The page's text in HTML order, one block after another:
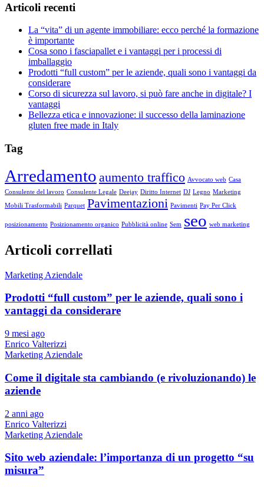
Articoli recenti
La “vita” di un agente immobiliare: ecco perché la formazione
è importante
Cosa sono i fasciapallet e i vantaggi per i processi di
imballaggio
Prodotti “full custom” per le aziende, quali sono i vantaggi da
considerare
Corso di sicurezza sul lavoro, si può fare anche in digitale? I
vantaggi
Bellezza etica e innovazione: il successo della laminazione
gluten free made in Italy
Tag
Arredamento aumento traffico Avvocato web Casa
Consulente del lavoro Consulente Legale Deejay Diritto Internet DJ Legno Marketing
Mobili Trasformabili Parquet Pavimentazioni Pavimenti Pay Per Click
posizionamento Posizionamento organico Pubblicità online Sem seo web marketing
Articoli correllati
Marketing Aziendale
Prodotti “full custom” per le aziende, quali sono i
vantaggi da considerare
9 mesi ago
Enrico Valterizzi
Marketing Aziendale
Come il digitale sta cambiando (e rivoluzionando) le
aziende
2 anni ago
Enrico Valterizzi
Marketing Aziendale
Sito web aziendale: l’importanza di un progetto “su
misura”